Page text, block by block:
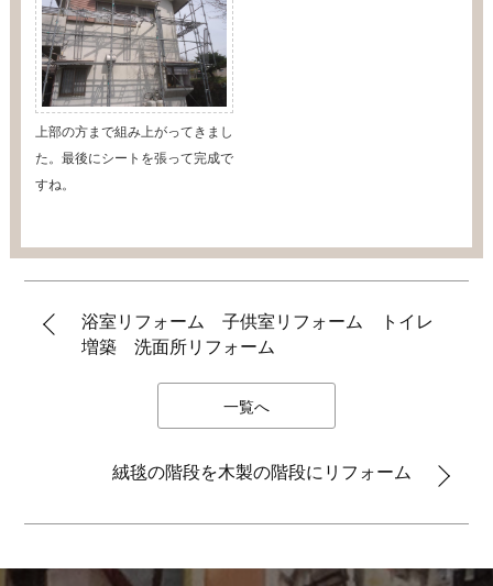
上部の方まで組み上がってきまし
た。最後にシートを張って完成で
すね。
浴室リフォーム 子供室リフォーム トイレ
増築 洗面所リフォーム
一覧へ
絨毯の階段を木製の階段にリフォーム